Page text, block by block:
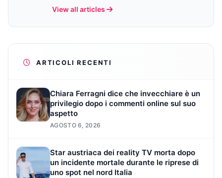
View all articles
ARTICOLI RECENTI
Chiara Ferragni dice che invecchiare è un
privilegio dopo i commenti online sul suo
aspetto
AGOSTO 6, 2026
Star austriaca dei reality TV morta dopo
un incidente mortale durante le riprese di
uno spot nel nord Italia